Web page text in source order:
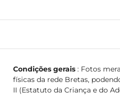
Condições gerais: Fotos
físicas da rede Bretas,
II (Estatuto da Criança e do